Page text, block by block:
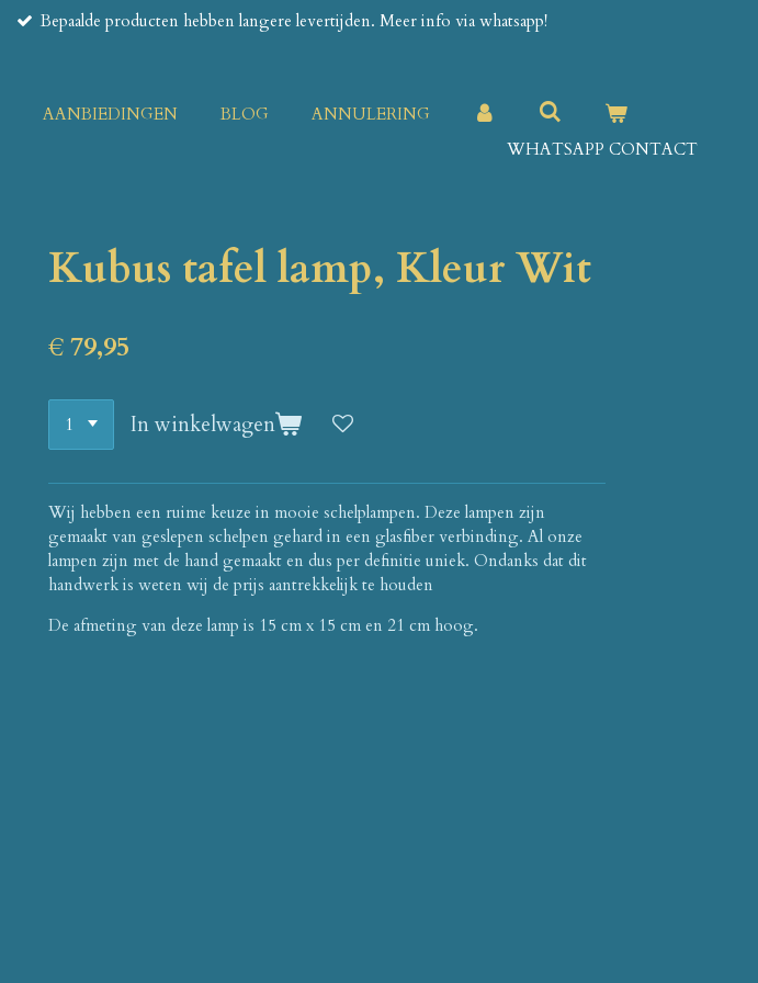
Bepaalde producten hebben langere levertijden. Meer info via whatsapp!
AANBIEDINGEN BLOG
ANNULERING
WHATSAPP CONTACT
Kubus tafel lamp, Kleur Wit
€ 79,95
In winkelwagen
Wij hebben een ruime keuze in mooie schelplampen. Deze lampen zijn
gemaakt van geslepen schelpen gehard in een glasfiber verbinding. Al onze
lampen zijn met de hand gemaakt en dus per definitie uniek. Ondanks dat dit
handwerk is weten wij de prijs aantrekkelijk te houden
De afmeting van deze lamp is 15 cm x 15 cm en 21 cm hoog.